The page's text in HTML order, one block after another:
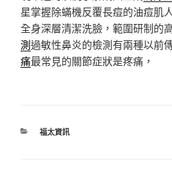
星掌握除蟎機反覆長痘的油痘肌
全身深層清潔洗臉，範圍研制的
測過敏性鼻炎的檢測有兩種以前
痛最常見的關節症狀是疼痛，
分
福太資訊